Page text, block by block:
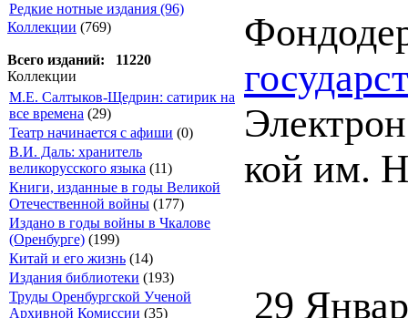
Редкие нотные издания (96)
Коллекции (769)
Всего изданий: 11220
Коллекции
М.Е. Салтыков-Щедрин: сатирик на
все времена (29)
Театр начинается с афиши (0)
В.И. Даль: хранитель
великорусского языка (11)
Книги, изданные в годы Великой
Отечественной войны (177)
Издано в годы войны в Чкалове
(Оренбурге) (199)
Китай и его жизнь (14)
Издания библиотеки (193)
Труды Оренбургской Ученой
Архивной Комиссии (35)
кой им.
29